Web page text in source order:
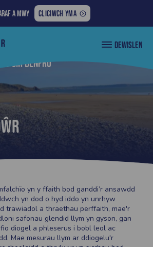
a mwy
AM
Y
MWY:
CLICIWCH YMA
DEWISLEN
Sir Benfro
yn y ffaith bod ganddi’r ansawdd
yn dod o hyd iddo yn unrhyw
trawiadol a thraethau perffaith, mae'r
safonau glendid llym yn gyson, gan
diogel a phleserus i bobl leol ac
Mae mesurau llym ar ddiogelu'r
rheolaidd a thrylwyr yn sicrhau bod